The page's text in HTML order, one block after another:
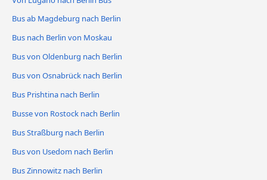
Bus ab Magdeburg nach Berlin
Bus nach Berlin von Moskau
Bus von Oldenburg nach Berlin
Bus von Osnabrück nach Berlin
Bus Prishtina nach Berlin
Busse von Rostock nach Berlin
Bus Straßburg nach Berlin
Bus von Usedom nach Berlin
Bus Zinnowitz nach Berlin